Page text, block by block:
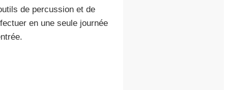
de percussion et de
en une seule journée